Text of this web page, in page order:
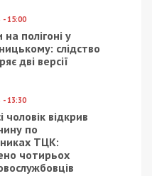
- 15:00
полігоні у
слідство
дві версії
- 13:30
чоловік відкрив
по
ТЦК:
чотирьох